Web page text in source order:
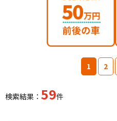
1 2
検索結果： 59件